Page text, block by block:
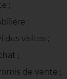
;
;
des visites ;
;
de vente ;